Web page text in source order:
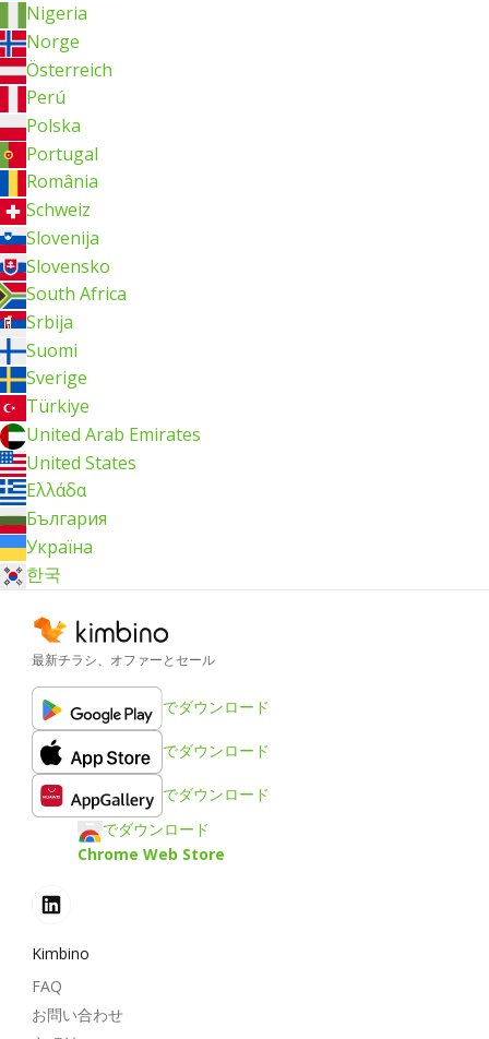
Nigeria
Norge
Österreich
Perú
Polska
Portugal
România
Schweiz
Slovenija
Slovensko
South Africa
Srbija
Suomi
Sverige
Türkiye
United Arab Emirates
United States
Ελλάδα
България
Україна
한국
最新チラシ、オファーとセール
でダウンロード
でダウンロード
でダウンロード
でダウンロード
Chrome Web Store
Kimbino
FAQ
お問い合わせ